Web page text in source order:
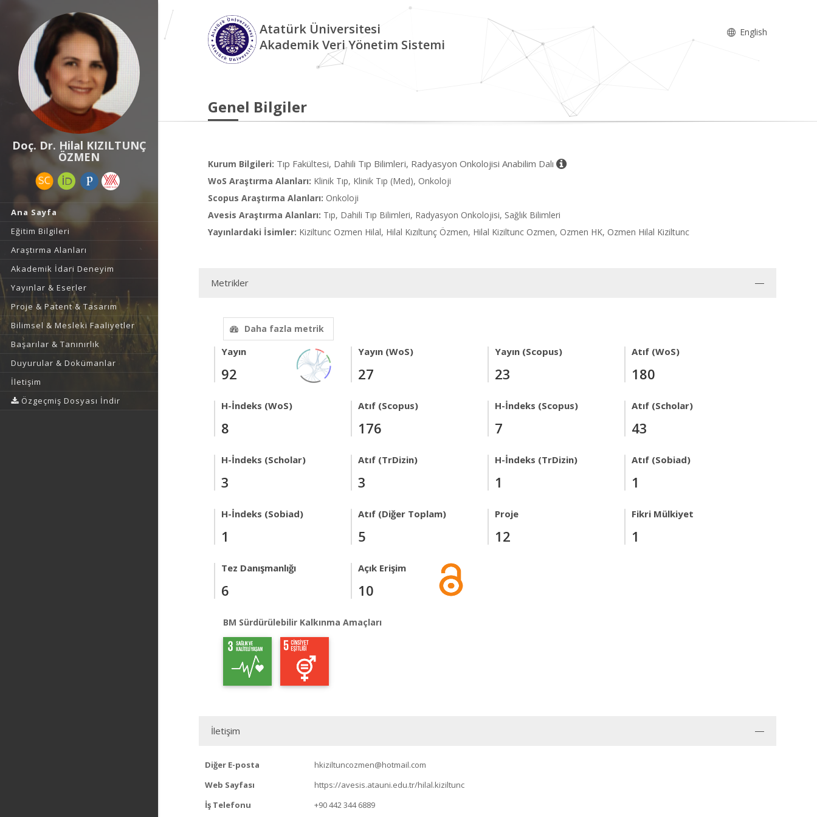
Doç. Dr. Hilal KIZILTUNÇ
ÖZMEN
Ana Sayfa
Eğitim Bilgileri
Araştırma Alanları
Akademik İdari Deneyim
Yayınlar & Eserler
Proje & Patent & Tasarım
Bilimsel & Mesleki Faaliyetler
Başarılar & Tanınırlık
Duyurular & Dokümanlar
İletişim
Özgeçmiş Dosyası İndir
Atatürk Üniversitesi
Akademik Veri Yönetim Sistemi
English
Genel Bilgiler
Kurum Bilgileri: Tıp Fakültesi, Dahili Tıp Bilimleri, Radyasyon Onkolojisi Anabilim Dalı
WoS Araştırma Alanları: Klinik Tıp, Klinik Tıp (Med), Onkoloji
Scopus Araştırma Alanları: Onkoloji
Avesis Araştırma Alanları: Tıp, Dahili Tıp Bilimleri, Radyasyon Onkolojisi, Sağlık Bilimleri
Yayınlardaki İsimler: Kiziltunc Ozmen Hilal, Hilal Kızıltunç Özmen, Hilal Kiziltunc Ozmen, Ozmen HK, Ozmen Hilal Kiziltunc
Metrikler
Daha fazla metrik
Yayın
92
Yayın (WoS)
27
Yayın (Scopus)
23
Atıf (WoS)
180
H-İndeks (WoS)
8
Atıf (Scopus)
176
H-İndeks (Scopus)
7
Atıf (Scholar)
43
H-İndeks (Scholar)
3
Atıf (TrDizin)
3
H-İndeks (TrDizin)
1
Atıf (Sobiad)
1
H-İndeks (Sobiad)
1
Atıf (Diğer Toplam)
5
Proje
12
Fikri Mülkiyet
1
Tez Danışmanlığı
6
Açık Erişim
10
BM Sürdürülebilir Kalkınma Amaçları
İletişim
Diğer E-posta
hkiziltuncozmen@hotmail.com
Web Sayfası
https://avesis.atauni.edu.tr/hilal.kiziltunc
İş Telefonu
+90 442 344 6889